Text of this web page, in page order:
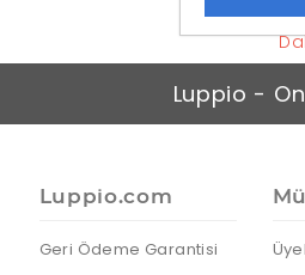
Luppio -
Luppio.com
Geri Ödeme Garantisi